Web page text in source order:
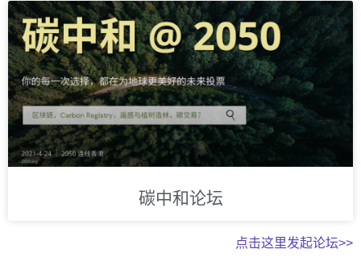
碳中和论坛
点击这里发起论坛>>